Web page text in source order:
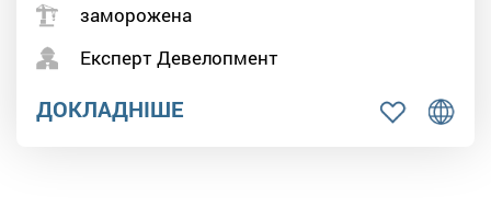
заморожена
Експерт Девелопмент
ДОКЛАДНІШЕ